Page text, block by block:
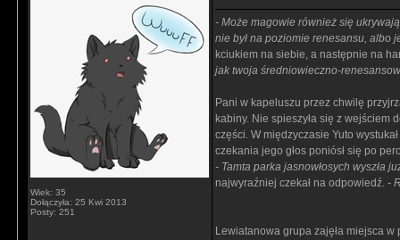
Wiek: 35
Dołączyła: 25 Kwi 2013
Posty: 251
- Może magowie również się
nie był na poziomie renesansu, albo
kciukiem na siebie, a następnie na
jak twoja średniowieczno-
Pani w kapeluszu przez chwilę
kabiny. Nie spieszyła się z wejściem
części. W międzyczasie Yuto
czekania jego głos poniósł się po
- Tamta parka jasnowłosych wyszła
najwyraźniej czekał na odpowiedź. -
Lewiatanowa grupa zajęła miejsca